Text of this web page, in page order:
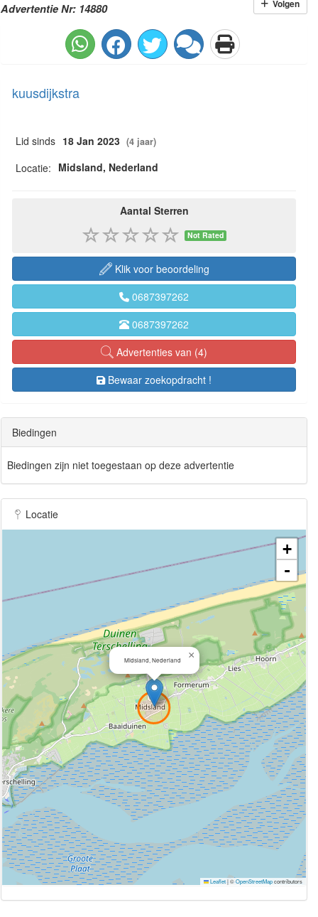
Advertentie Nr: 14880 Volgen
kuusdijkstra
Lid sinds 18 Jan 2023 (4 jaar)
Locatie: Midsland, Nederland
Aantal Sterren
Not Rated
Klik voor beoordeling
0687397262
0687397262
Advertenties van (4)
Bewaar zoekopdracht !
Biedingen
Biedingen zijn niet toegestaan op deze advertentie
Locatie
Midsland, Nederland ×
+
-
Leaflet|©OpenStreetMapcontributors